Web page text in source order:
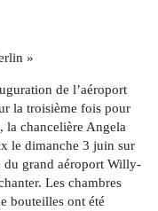
»
de l’aéroport
la troisième fois pour
la chancelière Angela
le dimanche 3 juin sur
du grand aéroport Willy-
Les chambres
bouteilles ont été